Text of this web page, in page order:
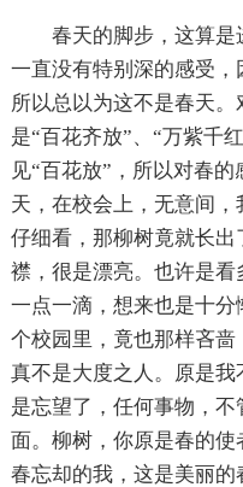
春天的脚步，这算是
一直没有特别深的感受，
所以总以为这不是春天
是“百花齐放”、“万紫千
见“百花放”，所以对春
天，在校会上，无意间
仔细看，那柳树竟就长
襟，很是漂亮。也许是
一点一滴，想来也是十
个校园里，竟也那样吝
真不是大度之人。原是
是忘望了，任何事物，
面。柳树，你原是春的
春忘却的我，这是美丽